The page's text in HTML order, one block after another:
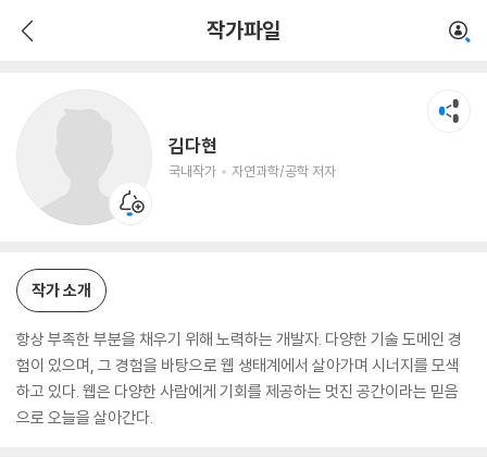
작가파일
김다현
국내작가 자연과학/공학 저자
자연과학/공학 저자
작가 소개
항상 부족한 부분을 채우기 위해 노력하는 개발자. 다양한 기술 도메인 경
험이 있으며, 그 경험을 바탕으로 웹 생태계에서 살아가며 시너지를 모색
하고 있다. 웹은 다양한 사람에게 기회를 제공하는 멋진 공간이라는 믿음
으로 오늘을 살아간다.